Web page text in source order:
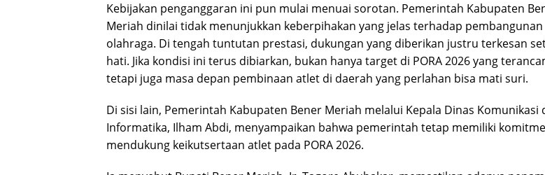
Kebijakan penganggaran ini pun mulai menuai sorotan. Pemerintah Kabupaten
Meriah dinilai tidak menunjukkan keberpihakan yang jelas terhadap pembangunan
olahraga. Di tengah tuntutan prestasi, dukungan yang diberikan justru terkesan
hati. Jika kondisi ini terus dibiarkan, bukan hanya target di PORA 2026 yang
tetapi juga masa depan pembinaan atlet di daerah yang perlahan bisa mati suri.
Di sisi lain, Pemerintah Kabupaten Bener Meriah melalui Kepala Dinas Komunikasi
Informatika, Ilham Abdi, menyampaikan bahwa pemerintah tetap memiliki
mendukung keikutsertaan atlet pada PORA 2026.